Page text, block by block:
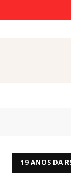
19 ANOS DA